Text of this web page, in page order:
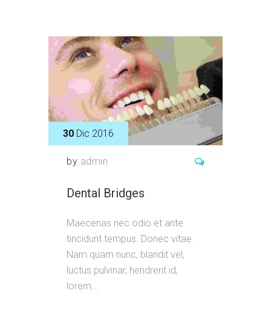
30 Dic 2016
by admin
Dental Bridges
Maecenas nec odio et ante
tincidunt tempus. Donec vitae.
Nam quam nunc, blandit vel,
luctus pulvinar, hendrerit id,
lorem...